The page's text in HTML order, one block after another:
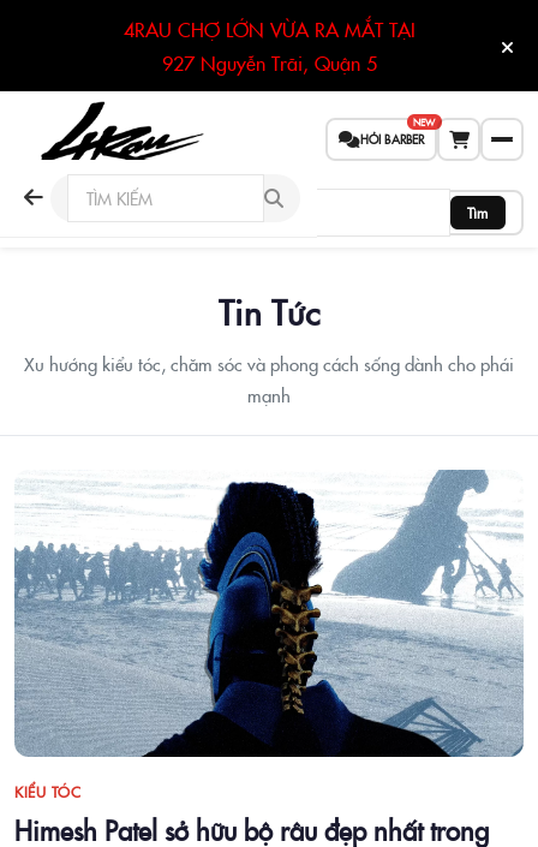
4RAU CHỢ LỚN VỪA RA MẮT TẠI
927 Nguyễn Trãi, Quận 5
HỎI BARBER
NEW
Tìm
Tin Tức
Xu hướng kiểu tóc, chăm sóc và phong cách sống dành cho phái
mạnh
KIỂU TÓC
Himesh Patel sở hữu bộ râu đẹp nhất trong